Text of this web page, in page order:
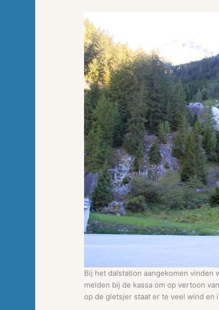
Bij het dalstation aangekomen vinden
melden bij de kassa om op vertoon
op de gletsjer staat er te veel wind en